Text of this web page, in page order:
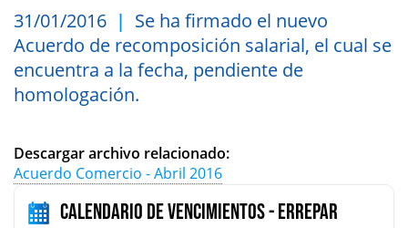
31/01/2016
Se ha firmado el nuevo
Acuerdo de recomposición salarial, el cual se
encuentra a la fecha, pendiente de
homologación.
Descargar archivo relacionado:
Acuerdo Comercio - Abril 2016
Calendario de vencimientos - Errepar